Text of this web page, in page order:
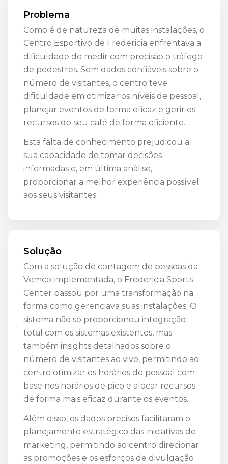
Problema
Como é de natureza de muitas instalações, o
Centro Esportivo de Fredericia enfrentava a
dificuldade de medir com precisão o tráfego
de pedestres. Sem dados confiáveis sobre o
número de visitantes, o centro teve
dificuldade em otimizar os níveis de pessoal,
planejar eventos de forma eficaz e gerir os
recursos do seu café de forma eficiente.
Esta falta de conhecimento prejudicou a
sua capacidade de tomar decisões
informadas e, em última análise,
proporcionar a melhor experiência possível
aos seus visitantes.
Solução
Com a solução de contagem de pessoas da
Vemco implementada, o Fredericia Sports
Center passou por uma transformação na
forma como gerenciava suas instalações. O
sistema não só proporcionou integração
total com os sistemas existentes, mas
também insights detalhados sobre o
número de visitantes ao vivo, permitindo ao
centro otimizar os horários de pessoal com
base nos horários de pico e alocar recursos
de forma mais eficaz durante os eventos.
Além disso, os dados precisos facilitaram o
planejamento estratégico das iniciativas de
marketing, permitindo ao centro direcionar
as promoções e os esforços de divulgação